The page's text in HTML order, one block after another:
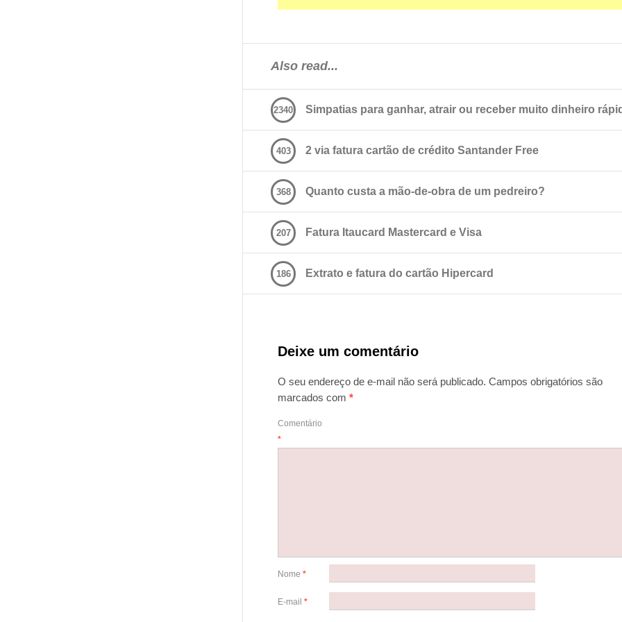
Also read...
Simpatias para ganhar, atrair ou receber muito dinheiro
2340
2 via fatura cartão de crédito Santander Free
403
Quanto custa a mão-de-obra de um pedreiro?
368
Fatura Itaucard Mastercard e Visa
207
Extrato e fatura do cartão Hipercard
186
Deixe um comentário
O seu endereço de e-mail não será publicado. Campos obrigatórios são
marcados com*
Comentário
*
Nome*
E-mail*